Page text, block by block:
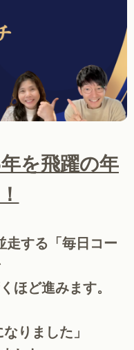
を飛躍の年
走する「毎日コー
ほど進みます。
りました」